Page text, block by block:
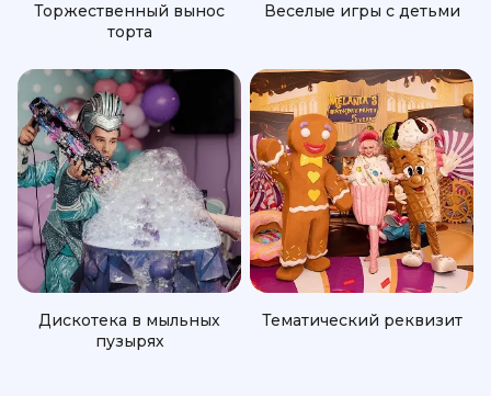
Торжественный вынос
торта
Веселые игры с детьми
Дискотека в мыльных
пузырях
Тематический реквизит